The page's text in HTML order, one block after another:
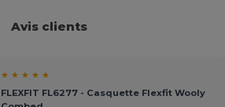
Avis clients
★ ★ ★ ★ ★
FLEXFIT FL6277 - Casquette Flexfit Wooly